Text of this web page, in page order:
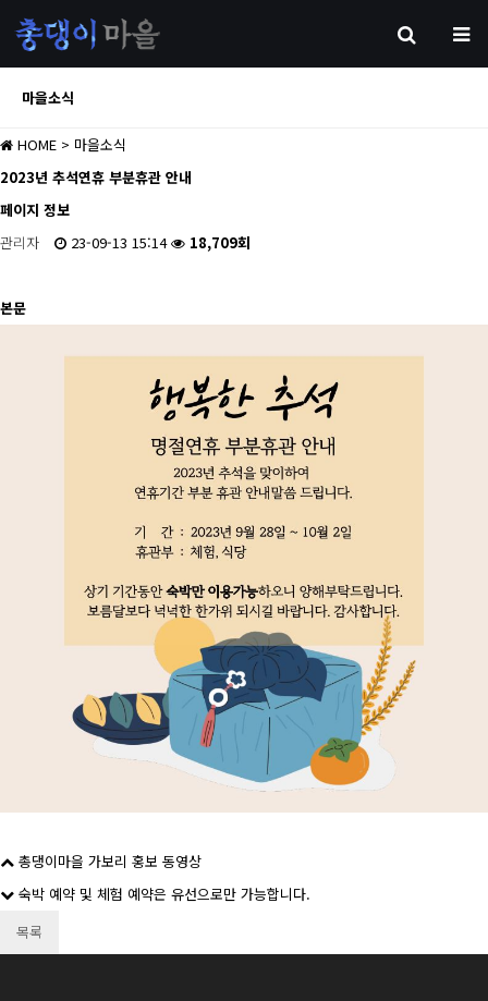
마을소식
HOME > 마을소식
2023년 추석연휴 부분휴관 안내
페이지 정보
관리자
23-09-13 15:14 18,709회
본문
총댕이마을 가보리 홍보 동영상
숙박 예약 및 체험 예약은 유선으로만 가능합니다.
목록